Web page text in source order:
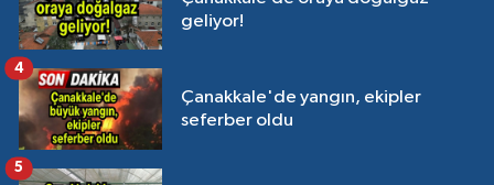
geliyor!
Çanakkale'de yangın, ekipler
seferber oldu
4
5